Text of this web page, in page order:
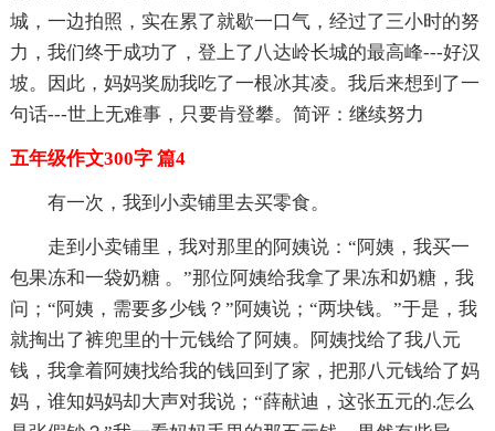
城，一边拍照，实在累了就歇一口气，经过了三小时的努
力，我们终于成功了，登上了八达岭长城的最高峰---好汉
坡。因此，妈妈奖励我吃了一根冰其凌。我后来想到了一
句话---世上无难事，只要肯登攀。简评：继续努力
五年级作文300字 篇4
有一次，我到小卖铺里去买零食。
走到小卖铺里，我对那里的阿姨说：“阿姨，我买一
包果冻和一袋奶糖 。”那位阿姨给我拿了果冻和奶糖，我
问；“阿姨，需要多少钱？”阿姨说；“两块钱。”于是，我
就掏出了裤兜里的十元钱给了阿姨。阿姨找给了我八元
钱，我拿着阿姨找给我的钱回到了家，把那八元钱给了妈
妈，谁知妈妈却大声对我说；“薛献迪，这张五元的.怎么